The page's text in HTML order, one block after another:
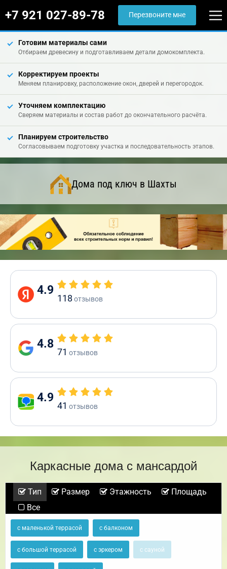
+7 921 027-89-78 Перезвоните мне
Готовим материалы сами
Отбираем древесину и подготавливаем детали домокомплекта.
Корректируем проекты
Меняем планировку, расположение окон, дверей и перегородок.
Уточняем комплектацию
Сверяем материалы и состав работ до окончательного расчёта.
Планируем строительство
Согласовываем подготовку участка и последовательность этапов.
Дома под ключ в Шахты
4.9
118 отзывов
4.8
71 отзывов
4.9
41 отзывов
Каркасные дома с мансардой
Тип Размер Этажность
Площадь
Все
с маленькой террасой с балконом
с большой террасой с эркером с сауной